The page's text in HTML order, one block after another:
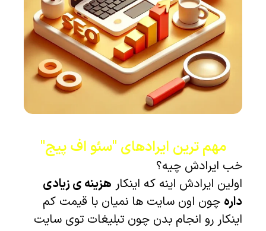
مهم ترین ایرادهای "سئو اف پیج"
خب ایرادش چیه؟
اولین ایرادش اینه که اینکارهزینه ی زیادی
دارهچون اون سایت ها نمیان با قیمت کم
اینکار رو انجام بدن چون تبلیغات توی سایت